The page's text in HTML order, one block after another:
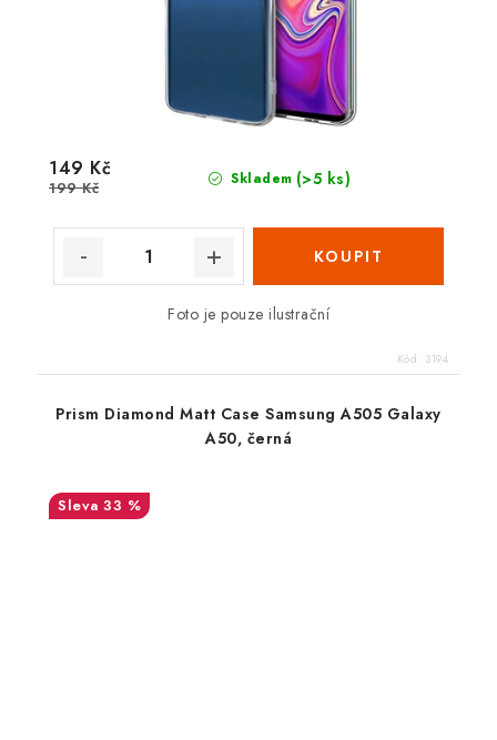
Skladem (>5 ks)
149 Kč
199 Kč
Foto je pouze ilustrační
Kód: 3194
Prism Diamond Matt Case Samsung A505 Galaxy
A50, černá
33 %